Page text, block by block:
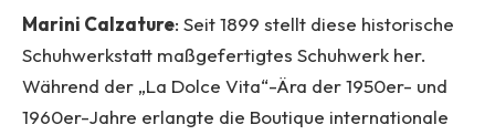
Marini Calzature: Seit 1899 stellt diese historische
Schuhwerkstatt maßgefertigtes Schuhwerk her.
Während der „La Dolce Vita“-Ära der 1950er- und
1960er-Jahre erlangte die Boutique internationale